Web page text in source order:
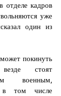
отделе кадров
уже
один из
покинуть
стоят
военным,
в том числе